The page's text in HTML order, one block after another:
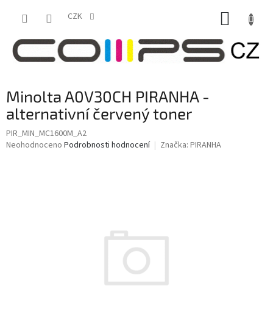
CZK
Minolta A0V30CH PIRANHA -
alternativní červený toner
PIR_MIN_MC1600M_A2
Průměrné
Neohodnoceno Podrobnosti hodnocení Značka: PIRANHA